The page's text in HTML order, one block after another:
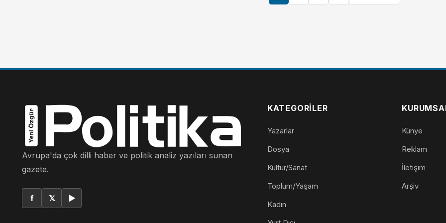
Avrupa'da çok dilli haber ve politik analiz yazıları sunan
gazete.
f 𝕏 ▶
KATEGORILER
Yazarlar
Dosya
Kültür/Sanat
Toplum/Yaşam
Kadın
Künye
Reklam
İletişim
Arşiv